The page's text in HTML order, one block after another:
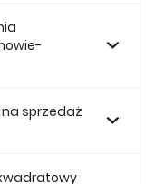
sprzedaż
435 zł.